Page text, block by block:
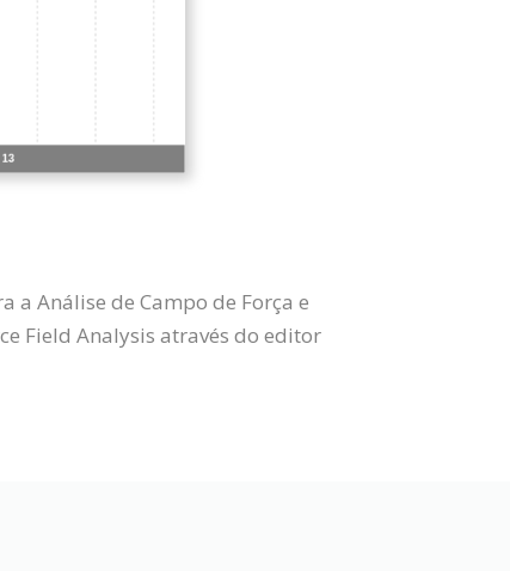
a Análise de Campo de Força e
Field Analysis através do editor